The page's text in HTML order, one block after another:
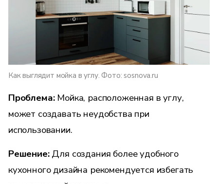
Как выглядит мойка в углу. Фото: sosnova.ru
Проблема:Мойка, расположенная в углу,
может создавать неудобства при
использовании.
Решение:Для создания более удобного
кухонного дизайна рекомендуется избегать